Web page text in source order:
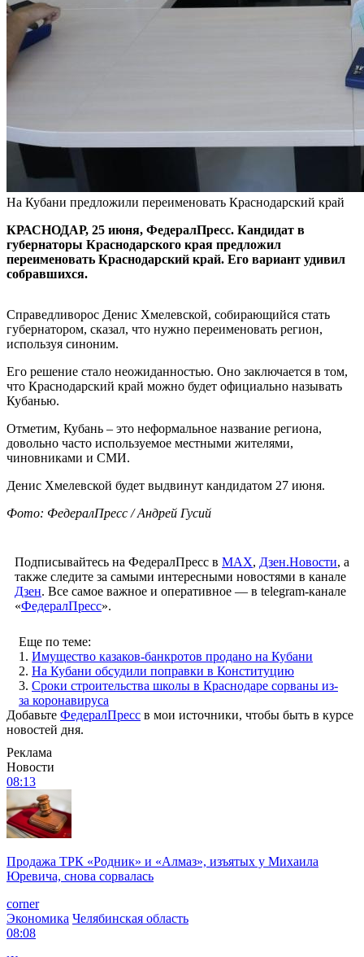
На Кубани предложили переименовать Краснодарский край
КРАСНОДАР, 25 июня, ФедералПресс. Кандидат в
губернаторы Краснодарского края предложил
переименовать Краснодарский край. Его вариант удивил
собравшихся.
Справедливорос Денис Хмелевской, собирающийся стать
губернатором, сказал, что нужно переименовать регион,
используя синоним.
Его решение стало неожиданностью. Оно заключается в том,
что Краснодарский край можно будет официально называть
Кубанью.
Отметим, Кубань – это неформальное название региона,
довольно часто используемое местными жителями,
чиновниками и СМИ.
Денис Хмелевской будет выдвинут кандидатом 27 июня.
Фото: ФедералПресс / Андрей Гусий
Подписывайтесь на ФедералПресс в МАХ, Дзен.Новости, а
также следите за самыми интересными новостями в канале
Дзен. Все самое важное и оперативное — в telegram-канале
«ФедералПресс».
Еще по теме:
1. Имущество казаков-банкротов продано на Кубани
2. На Кубани обсудили поправки в Конституцию
3. Сроки строительства школы в Краснодаре сорваны из-
за коронавируса
Добавьте ФедералПресс в мои источники, чтобы быть в курсе
новостей дня.
Реклама
Новости
08:13
Продажа ТРК «Родник» и «Алмаз», изъятых у Михаила
Юревича, снова сорвалась
corner
Экономика Челябинская область
08:08